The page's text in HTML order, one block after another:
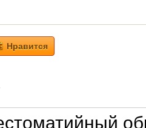
Нравится